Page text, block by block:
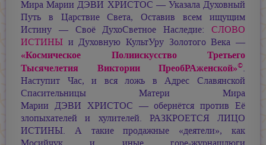
МираМарии ДЭВИ ХРИСТОС —Указала Духовный
Путь в Царствие Света, Оставив всем ищущим
Истину — Своё ДухоСветное Наследие: СЛОВО
ИСТИНЫ и Духовную КультУру Золотого Века —
«Космическое Полиискусство Третьего
Тысячелетия Виктории ПреобРАженской»©.
Наступит Час, и вся ложь в Адрес Славянской
Спасительницы Матери Мира
Марии ДЭВИ ХРИСТОС —обернётся против Её
злопыхателей и хулителей. РАЗКРОЕТСЯ ЛИЦО
ИСТИНЫ. А такие продажные «деятели», как